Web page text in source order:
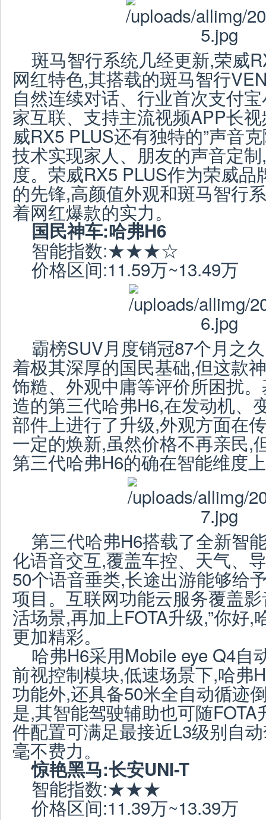
斑马智行系统几经更新,荣威
网红特色,其搭载的斑马智行
自然连续对话、行业首次支付
家互联、支持主流视频APP长
威RX5 PLUS还有独特的”声音
技术实现家人、朋友的声音定
度。荣威RX5 PLUS作为荣威
的先锋,高颜值外观和斑马智行
着网红爆款的实力。
国民神车:哈弗H6
智能指数:★★★☆
价格区间:11.59万~13.49万
霸榜SUV月度销冠87个月之
着极其深厚的国民基础,但这款
饰糙、外观中庸等评价所困扰
造的第三代哈弗H6,在发动机、
部件上进行了升级,外观方面在
一定的焕新,虽然价格不再亲民,
第三代哈弗H6的确在智能维度
第三代哈弗H6搭载了全新智
化语音交互,覆盖车控、天气、
50个语音垂类,长途出游能够给
项目。互联网功能云服务覆盖
活场景,再加上FOTA升级,”你好,
更加精彩。
哈弗H6采用Mobile eye Q4自
前视控制模块,低速场景下,哈弗
功能外,还具备50米全自动循迹
是,其智能驾驶辅助也可随
件配置可满足最接近L3级别自
毫不费力。
惊艳黑马:长安UNI-T
智能指数:★★★
价格区间:11.39万~13.39万